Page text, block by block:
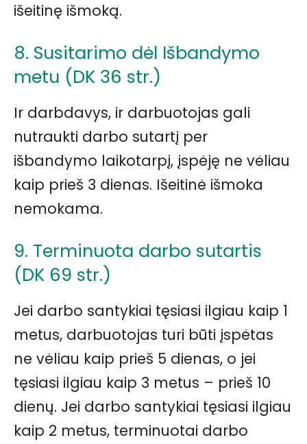
išeitinę išmoką.
8. Susitarimo dėl Išbandymo
metu (DK 36 str.)
Ir darbdavys, ir darbuotojas gali
nutraukti darbo sutartį per
išbandymo laikotarpį, įspėję ne vėliau
kaip prieš 3 dienas. Išeitinė išmoka
nemokama.
9. Terminuota darbo sutartis
(DK 69 str.)
Jei darbo santykiai tęsiasi ilgiau kaip 1
metus, darbuotojas turi būti įspėtas
ne vėliau kaip prieš 5 dienas, o jei
tęsiasi ilgiau kaip 3 metus – prieš 10
dienų. Jei darbo santykiai tęsiasi ilgiau
kaip 2 metus, terminuotai darbo